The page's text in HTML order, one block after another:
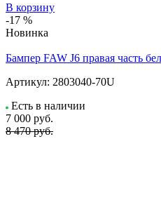
В корзину
-17 %
Новинка
Бампер FAW J6 правая часть
Артикул: 2803040-70U
Есть в наличии
7 000 руб.
8 470 руб.